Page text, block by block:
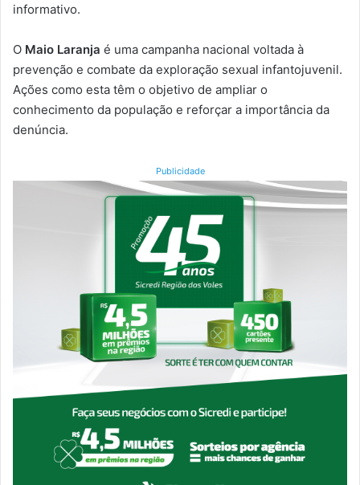
informativo.
O Maio Laranja é uma campanha nacional voltada à
prevenção e combate da exploração sexual infantojuvenil.
Ações como esta têm o objetivo de ampliar o
conhecimento da população e reforçar a importância da
denúncia.
Publicidade